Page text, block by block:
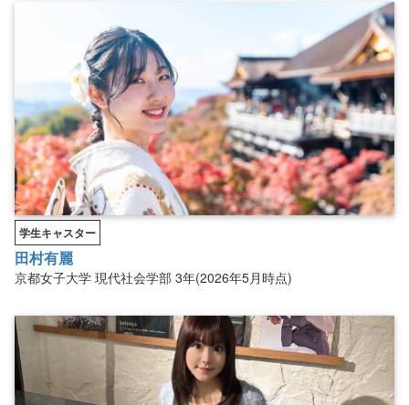
学生キャスター
田村有麗
京都女子大学 現代社会学部 3年(2026年5月時点)